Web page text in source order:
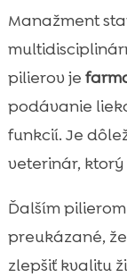
Manažment
pilierov je
podávanie
funkcií. Je
veterinár,
Ďalším
preukázané,
zlepšiť kvalitu